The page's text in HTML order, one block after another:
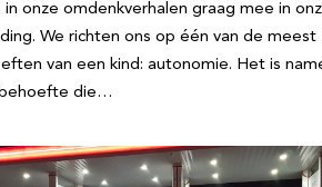
onze omdenkverhalen graag mee in
We richten ons op één van de meest
van een kind: autonomie. Het is
die…